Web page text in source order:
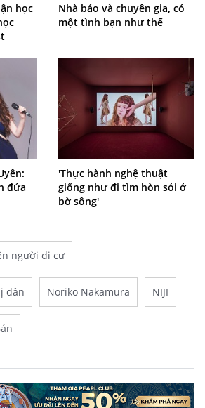
học
Nhà báo và chuyên gia, có
một tình bạn như thế
đứa
'Thực hành nghệ thuật
giống như đi tìm hòn sỏi ở
bờ sông'
người di cư
dân Noriko Nakamura NIJI